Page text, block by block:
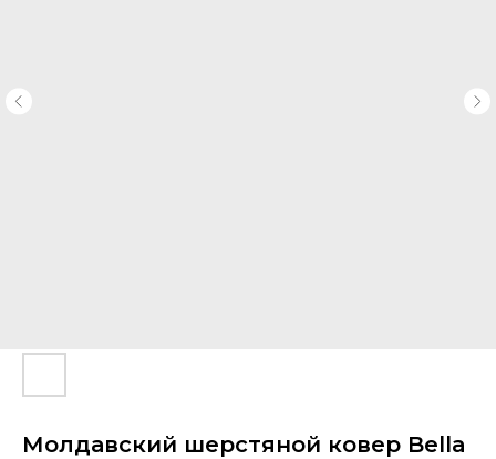
Молдавский шерстяной ковер Bella